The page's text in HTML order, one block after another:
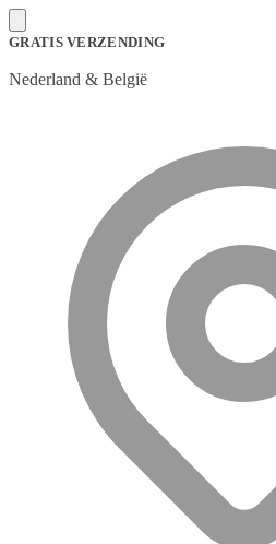
GRATIS VERZENDING
Nederland & België